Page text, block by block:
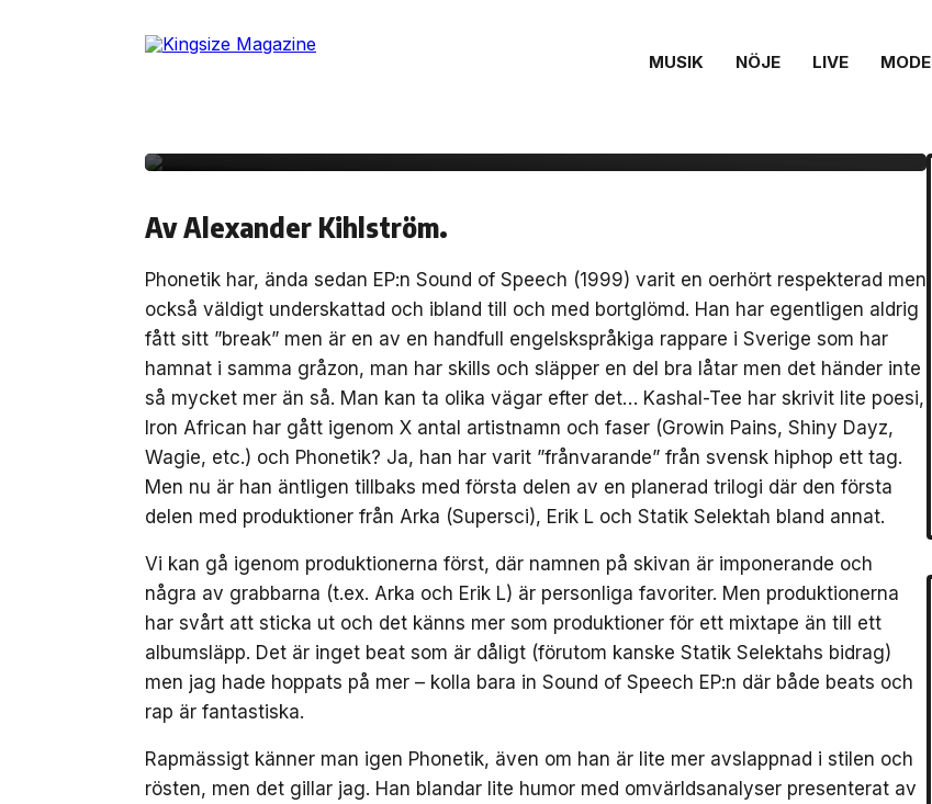
MUSIK NÖJE LIVE MODE
RECENSION 25 december, 2012
Recension – Phonetik ”True World
Av Alexander Kihlström.
Phonetik har, ända sedan EP:n Sound of Speech (1999) varit en oerhört respekterad men
också väldigt underskattad och ibland till och med bortglömd. Han har egentligen aldrig
fått sitt ”break” men är en av en handfull engelskspråkiga rappare i Sverige som har
hamnat i samma gråzon, man har skills och släpper en del bra låtar men det händer inte
så mycket mer än så. Man kan ta olika vägar efter det… Kashal-Tee har skrivit lite poesi,
Iron African har gått igenom X antal artistnamn och faser (Growin Pains, Shiny Dayz,
Wagie, etc.) och Phonetik? Ja, han har varit ”frånvarande” från svensk hiphop ett tag.
Men nu är han äntligen tillbaks med första delen av en planerad trilogi där den första
delen med produktioner från Arka (Supersci), Erik L och Statik Selektah bland annat.
Vi kan gå igenom produktionerna först, där namnen på skivan är imponerande och
några av grabbarna (t.ex. Arka och Erik L) är personliga favoriter. Men produktionerna
har svårt att sticka ut och det känns mer som produktioner för ett mixtape än till ett
albumsläpp. Det är inget beat som är dåligt (förutom kanske Statik Selektahs bidrag)
men jag hade hoppats på mer – kolla bara in Sound of Speech EP:n där både beats och
rap är fantastiska.
Rapmässigt känner man igen Phonetik, även om han är lite mer avslappnad i stilen och
rösten, men det gillar jag. Han blandar lite humor med omvärldsanalyser presenterat av